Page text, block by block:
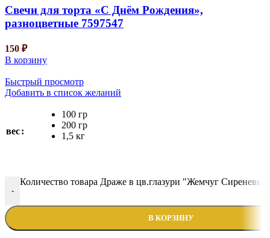
Свечи для торта «С Днём Рождения»,
разноцветные 7597547
150 ₽
В корзину
Быстрый просмотр
Добавить в список желаний
вес
100 гр
200 гр
1,5 кг
-
Количество товара Драже в цв.глазури "Жемчуг
В КОРЗИНУ